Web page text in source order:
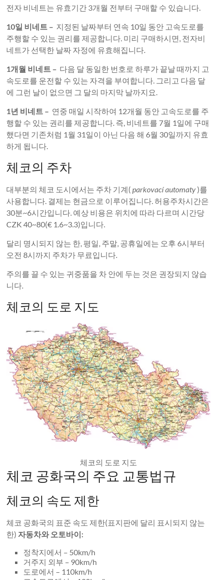
전자 비네트는 유효기간 3개월 전부터 구매할 수 있습니다.
10일 비네트 – 지정된 날짜부터 연속 10일 동안 고속도로를
주행할 수 있는 권리를 제공합니다. 미리 구매하시면, 전자비
네트가 선택한 날짜 자정에 유효해집니다.
1개월 비네트 – 다음 달 동일한 번호로 하루가 끝날 때까지 고
속도로를 운전할 수 있는 자격을 부여합니다. 그리고 다음 달
에 그런 날이 없으면 그 달의 마지막 날까지요.
1년 비네트 – 연중 매일 시작하여 12개월 동안 고속도로를 주
행할 수 있는 권리를 제공합니다. 즉, 비네트를 7월 1일에 구매
했다면 기존처럼 1월 31일이 아닌 다음 해 6월 30일까지 유효
하게 됩니다.
체코의 주차
대부분의 체코 도시에서는 주차 기계(parkovací automaty)를
사용합니다. 결제는 현금으로 이루어집니다. 허용주차시간은
30분~6시간입니다. 예상 비용은 위치에 따라 다르며 시간당
CZK 40~80(€ 1.6~3.3)입니다.
달리 명시되지 않는 한, 평일, 주말, 공휴일에는 오후 6시부터
오전 8시까지 주차가 무료입니다.
주의를 끌 수 있는 귀중품을 차 안에 두는 것은 권장되지 않습
니다.
체코의 도로 지도
체코의 도로 지도
체코 공화국의 주요 교통법규
체코의 속도 제한
체코 공화국의 표준 속도 제한(표지판에 달리 표시되지 않는
한) 자동차와 오토바이:
정착지에서 – 50km/h
거주지 외부 – 90km/h
도로에서 – 110km/h